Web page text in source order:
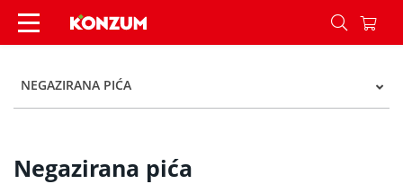
Negazirana pića - Kategorije - Konzum
NEGAZIRANA PIĆA
Negazirana pića